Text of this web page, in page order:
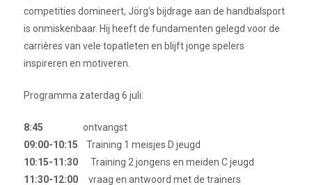
competities domineert, Jörg’s bijdrage aan de handbalsport
is onmiskenbaar. Hij heeft de fundamenten gelegd voor de
carrières van vele topatleten en blijft jonge spelers
inspireren en motiveren.
Programma zaterdag 6 juli:
8:45 ontvangst
09:00-10:15 Training 1 meisjes D jeugd
10:15-11:30Training 2 jongens en meiden C jeugd
11:30-12:00 vraag en antwoord met de trainers